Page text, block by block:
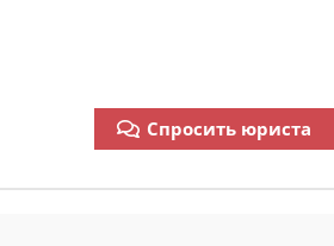
Спросить юриста